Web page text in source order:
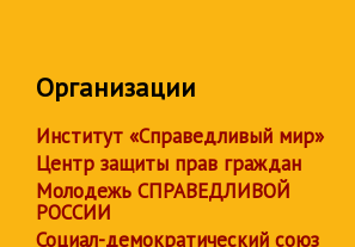
Организации
Институт «Справедливый мир»
Центр защиты прав граждан
Молодежь СПРАВЕДЛИВОЙ
РОССИИ
Социал-демократический союз